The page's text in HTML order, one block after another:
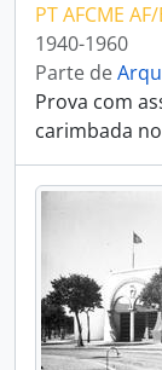
PT AFCME
1940-1960
Parte de
Prova com
carimbada